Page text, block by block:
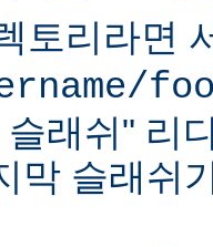
토리라면
래쉬" 리
막 슬래쉬